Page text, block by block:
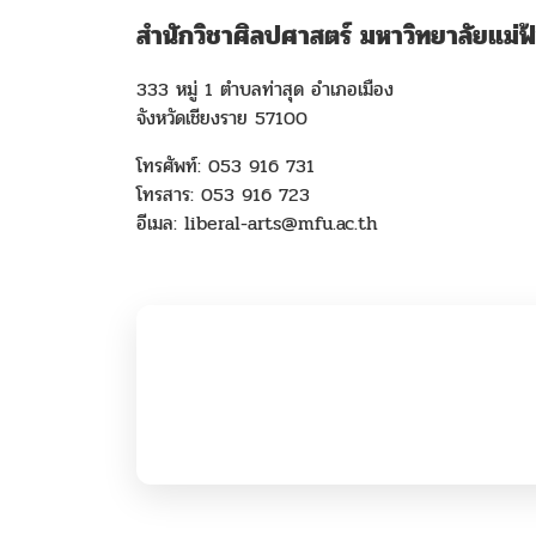
สำนักวิชาศิลปศาสตร์ มหาวิทยาลัยแม่
333 หมู่ 1 ตำบลท่าสุด อำเภอเมือง
จังหวัดเชียงราย 57100
โทรศัพท์: 053 916 731
โทรสาร: 053 916 723
อีเมล: liberal-arts@mfu.ac.th